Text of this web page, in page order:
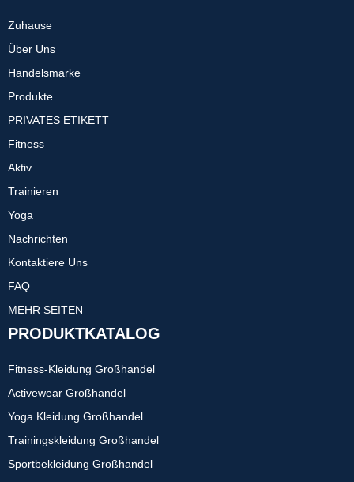
Zuhause
Über Uns
Handelsmarke
Produkte
PRIVATES ETIKETT
Fitness
Aktiv
Trainieren
Yoga
Nachrichten
Kontaktiere Uns
FAQ
MEHR SEITEN
PRODUKTKATALOG
Fitness-Kleidung Großhandel
Activewear Großhandel
Yoga Kleidung Großhandel
Trainingskleidung Großhandel
Sportbekleidung Großhandel